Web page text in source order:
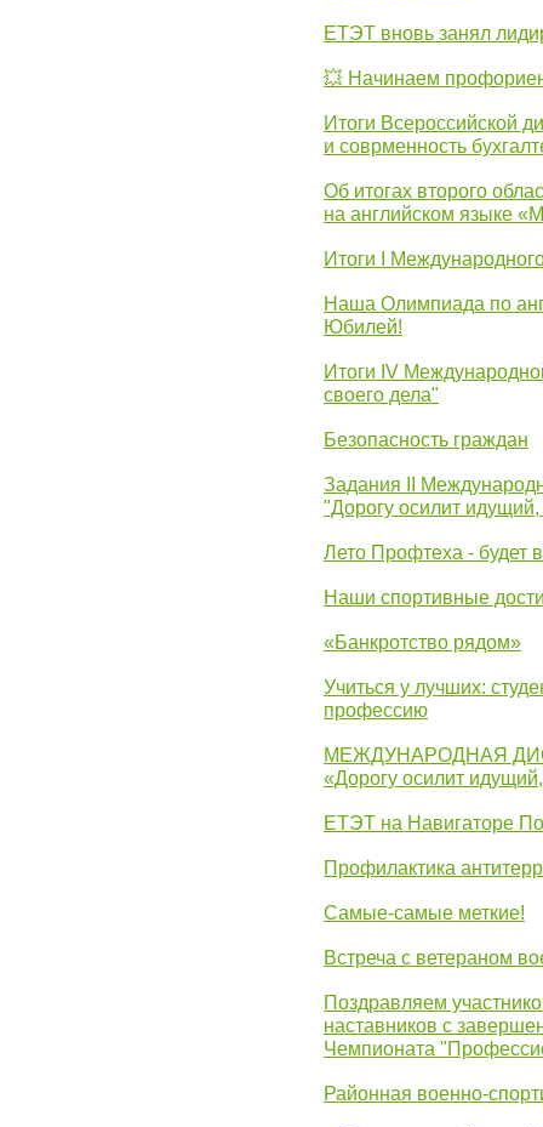
ЕТЭТ вновь занял
💥 Начинаем
Итоги Всероссийской
и соврменность
Об итогах второго
на английском языке
Итоги I
Наша Олимпиада по
Юбилей!
Итоги IV
своего дела"
Безопасность граждан
Задания II
"Дорогу осилит
Лето Профтеха - будет
Наши спортивные
«Банкротство рядом»
Учиться у лучших:
профессию
МЕЖДУНАРОДНАЯ
«Дорогу осилит
ЕТЭТ на Навигаторе
Профилактика
Самые-самые меткие!
Встреча с ветераном
Поздравляем
наставников с
Чемпионата
Районная военно-